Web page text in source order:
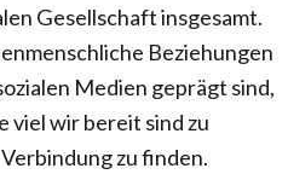
Gesellschaft insgesamt.
Beziehungen
Medien geprägt sind,
viel wir bereit sind zu
zu finden.